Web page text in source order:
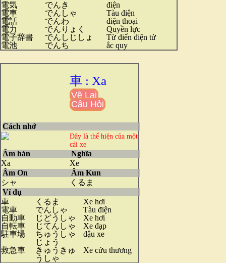
電気
でんき
điện
電車
でんしゃ
Tàu điện
電話
でんわ
điện thoại
電力
でんりょく
Quyền lực
電子辞書
でんしじしょ
Từ điển điện tử
電池
でんち ắc quy
車 : Xa
Vẽ Lại
Câu Hỏi
Cách nhớ
Đây là thể hiện của một
cái xe
Âm hán
Xa
Nghĩa
Xe
Âm On
シャ
Âm Kun
くるま
Ví dụ
車
くるま
Xe hơi
電車
でんしゃ
Tàu điện
自動車
じどうしゃ
Xe hơi
自転車
じてんしゃ
Xe đạp
駐車場
ちゅうしゃ
じょう
đậu xe
救急車
きゅうきゅ
うしゃ
Xe cứu thương